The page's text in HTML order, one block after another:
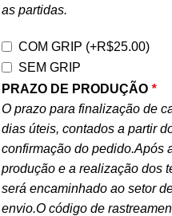
as partidas.
COM GRIP (+R$25.00)
SEM GRIP
PRAZO DE PRODUÇÃO *
O prazo para finalização de
dias úteis, contados a partir
confirmação do pedido.Após
produção e a realização dos
será encaminhado ao setor
envio.O código de